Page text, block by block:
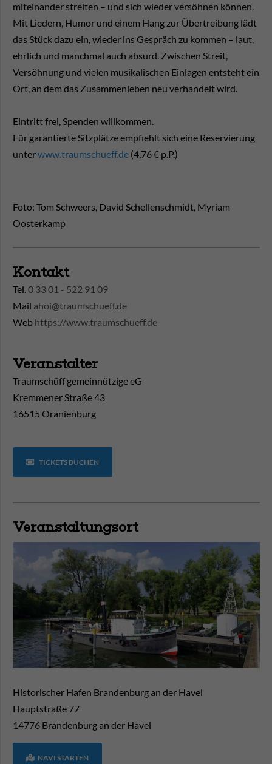
miteinander streiten – und sich wieder versöhnen können.
Mit Liedern, Humor und einem Hang zur Übertreibung lädt
das Stück dazu ein, wieder ins Gespräch zu kommen – laut,
ehrlich und manchmal auch absurd. Zwischen Streit,
Versöhnung und vielen musikalischen Einlagen entsteht ein
Ort, an dem das Zusammenleben neu verhandelt wird.
Eintritt frei, Spenden willkommen.
Für garantierte Sitzplätze empfiehlt sich eine Reservierung
unterwww.traumschueff.de (4,76 € p.P.)
Foto: Tom Schweers, David Schellenschmidt, Myriam
Oosterkamp
Kontakt
Tel.0 33 01 - 522 91 09
Mail ahoi@traumschueff.de
Web https://www.traumschueff.de
Veranstalter
Traumschüff gemeinnützige eG
Kremmener Straße 43
16515 Oranienburg
TICKETS BUCHEN
Veranstaltungsort
Historischer Hafen Brandenburg an der Havel
Hauptstraße 77
14776 Brandenburg an der Havel
NAVI STARTEN